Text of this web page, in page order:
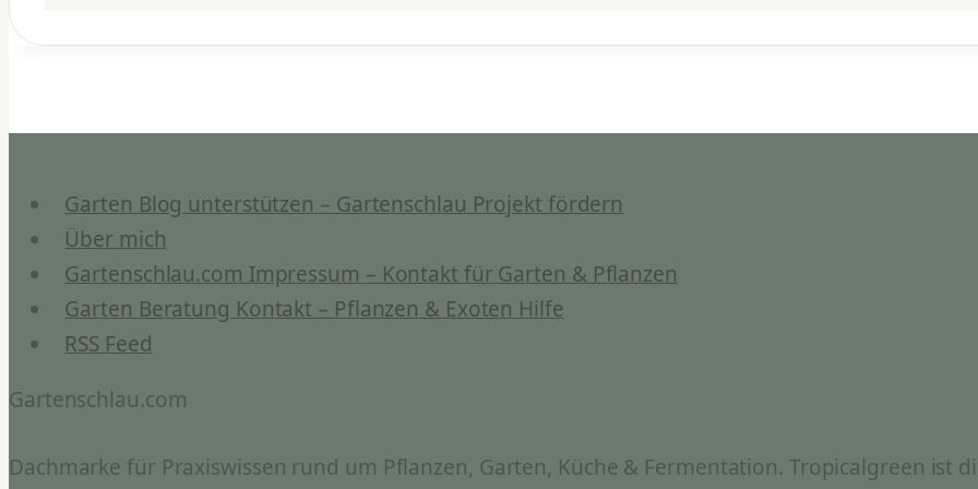
Garten Blog unterstützen – Gartenschlau Projekt fördern
Über mich
Gartenschlau.com Impressum – Kontakt für Garten & Pflanzen
Garten Beratung Kontakt – Pflanzen & Exoten Hilfe
RSS Feed
Gartenschlau.com
Dachmarke für Praxiswissen rund um Pflanzen, Garten, Küche & Fermentation. Tropicalgreen ist